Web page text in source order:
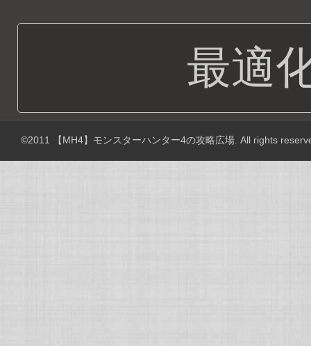
最適
©2011 【MH4】モンスターハンター4の攻略広場 . All rights